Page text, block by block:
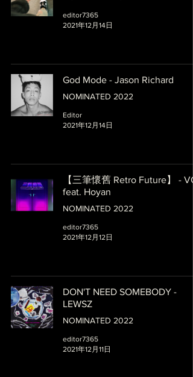
editor7365
2021年12月14日
God Mode - Jason Richard
NOMINATED 2022
Editor
2021年12月14日
【三筆懷舊 Retro Future】 - VC
feat. Hoyan
NOMINATED 2022
editor7365
2021年12月12日
DON'T NEED SOMEBODY -
LEWSZ
NOMINATED 2022
editor7365
2021年12月11日